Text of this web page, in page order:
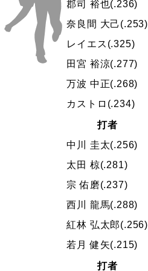
郡司 裕也(.236)
奈良間 大己 (.253)
レイエス (.325)
田宮 裕涼(.277)
万波 中正(.268)
カストロ (.234)
打者
中川 圭太(.256)
太田 椋(.281)
宗 佑磨(.237)
西川 龍馬(.288)
紅林 弘太郎(.256)
若月 健矢(.215)
打者